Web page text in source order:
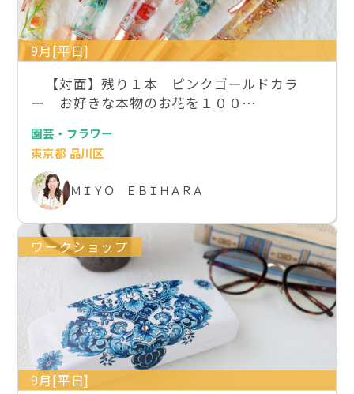
9月[平日]
【対面】残り１本 ピンクゴールドカラ
ー お好きな本物のお花を１００…
園芸・フラワー
東京都 品川区
ＭＩＹＯ ＥＢＩＨＡＲＡ
ワークショップ
9月[平日]